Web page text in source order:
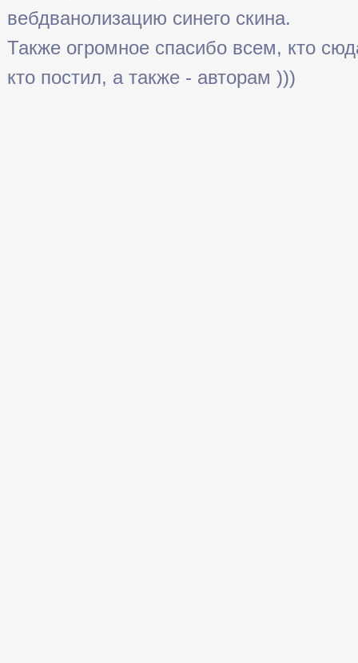
вебдванолизацию синего скина.
Также огромное спасибо всем, кто
кто постил, а также - авторам )))